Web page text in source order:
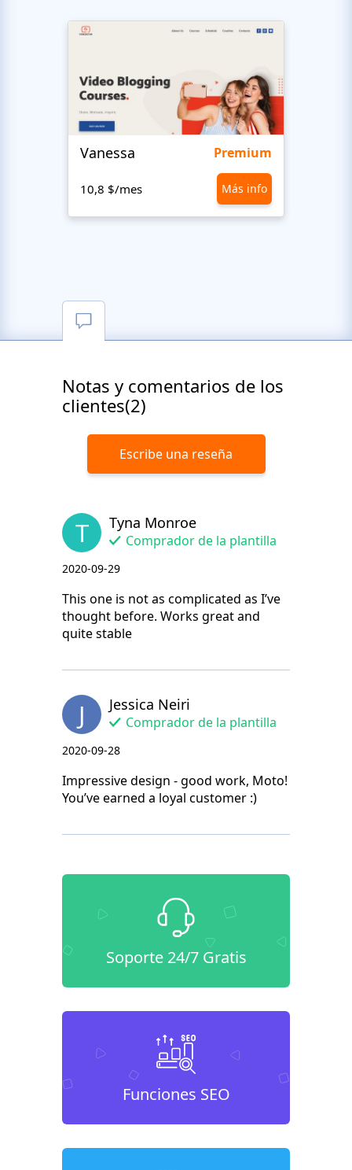
Vanessa Premium
10,8 $/mes Más info
Notas y comentarios de los
clientes(2)
Escribe una reseña
T Tyna Monroe
Comprador de la plantilla
2020-09-29
This one is not as complicated as I’ve
thought before. Works great and
quite stable
J Jessica Neiri
Comprador de la plantilla
2020-09-28
Impressive design - good work, Moto!
You’ve earned a loyal customer :)
Soporte 24/7 Gratis
Funciones SEO